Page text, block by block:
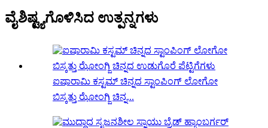
ವೈಶಿಷ್ಟ್ಯಗೊಳಿಸಿದ ಉತ್ಪನ್ನಗಳು
ಐಷಾರಾಮಿ ಕಸ್ಟಮ್ ಚಿನ್ನದ ಸ್ಟಾಂಪಿಂಗ್ ಲೋಗೋ
ಬಿಸ್ಕತ್ತು ಝೋಂಗ್ಜಿ ಚಿನ್ನ...